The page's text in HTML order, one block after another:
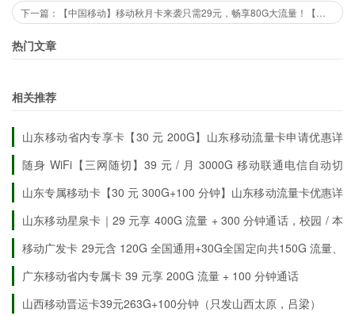
1、快递小哥处参加充值50送120
https://wap.zj.10086.cn/case/mould/produce/a50
8a17618a346889dca879140f4ee20202012230
03_750.html?chid_code=9c6d64
热门文章
相关推荐
山东移动省内专享卡【30 元 200G】山东移动流量卡申请优惠详
情随身 WiFi【三网随切】39 元 / 月 3000G 移动联通电信自动切
山东专属移动卡【30 元 300G+100 分钟】山东移动流量卡优惠详
情全解
山东移动星泉卡｜29 元享 400G 流量 + 300 分钟通话，校园 / 本
地用超划算
移动广发卡 29元含 120G 全国通用+30G全国定向共150G 流量、
100分钟国内通话（发广州，佛山，深圳）
广东移动省内专属卡 39 元享 200G 流量 + 100 分钟通话
山西移动晋运卡39元263G+100分钟（只发山西太原，吕梁）